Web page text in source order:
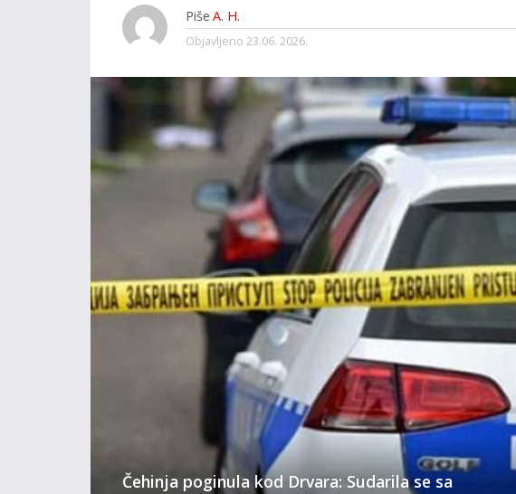
Piše A. H.
Objavljeno 23.06. 2026.
Čehinja poginula kod Drvara: Sudarila se sa